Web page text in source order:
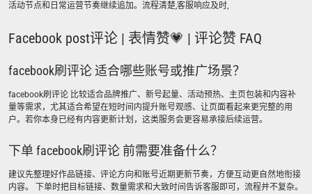
活动节点和日常运营节奏继续追加。流程清楚,客服响应及时,
Facebook post评论 | 表情赞💗 | 评论赞 FAQ
facebook刷评论 适合哪些账号或推广场景？
facebook刷评论 比较适合品牌推广、新号起量、活动预热、主页包装和内容补
量等需求，尤其适合希望在短时间内提升账号观感、让页面看起来更完整的用
户。若你本身已经有内容更新计划，这类服务会更容易承接后续运营。
下单 facebook刷评论 前需要准备什么？
建议先整理好作品链接、评论方向和账号近期更新节奏，方便互动更自然地衔接
内容。 下单时把目标链接、数量需求和大致时间告诉客服即可，流程并不复杂。